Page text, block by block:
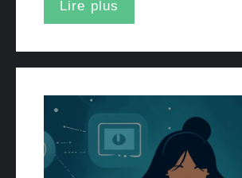
Lire plus